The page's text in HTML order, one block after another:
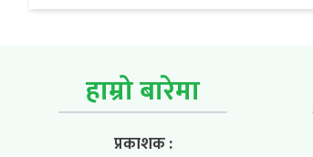
हाम्रो बारेमा
प्रकाशक :